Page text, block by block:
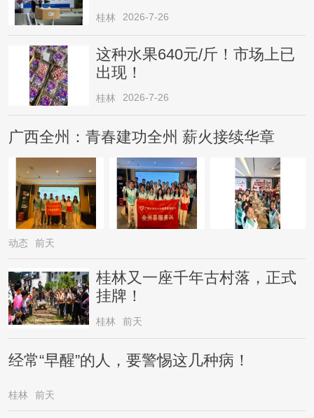
桂林 2026-7-26
这种水果640元/斤！市场上已
出现！
桂林 2026-7-26
广西全州：青春建功全州 薪火接续华章
动态 前天
桂林又一座千年古村落，正式
挂牌！
桂林 前天
经常“早醒”的人，要警惕这几种病！
桂林 前天